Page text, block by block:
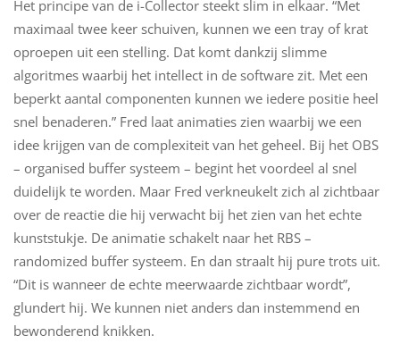
Het principe van de i-Collector steekt slim in elkaar. “Met
maximaal twee keer schuiven, kunnen we een tray of krat
oproepen uit een stelling. Dat komt dankzij slimme
algoritmes waarbij het intellect in de software zit. Met een
beperkt aantal componenten kunnen we iedere positie heel
snel benaderen.” Fred laat animaties zien waarbij we een
idee krijgen van de complexiteit van het geheel. Bij het OBS
– organised buffer systeem – begint het voordeel al snel
duidelijk te worden. Maar Fred verkneukelt zich al zichtbaar
over de reactie die hij verwacht bij het zien van het echte
kunststukje. De animatie schakelt naar het RBS –
randomized buffer systeem. En dan straalt hij pure trots uit.
“Dit is wanneer de echte meerwaarde zichtbaar wordt”,
glundert hij. We kunnen niet anders dan instemmend en
bewonderend knikken.